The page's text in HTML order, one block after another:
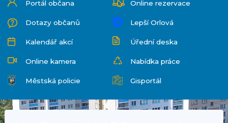
Portál občana Online rezervace
Dotazy občanů Lepší Orlová
Kalendář akcí Úřední deska
Online kamera Nabídka práce
Městská policie Gisportál